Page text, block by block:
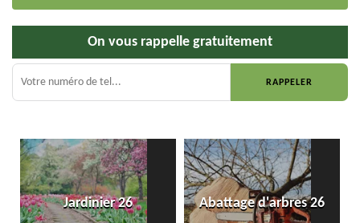
On vous rappelle gratuitement
Jardinier 26 Abattage d'arbres 26